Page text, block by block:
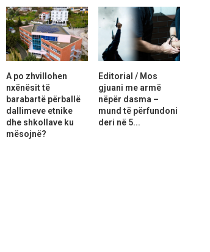
A po zhvillohen
nxënësit të
barabartë përballë
dallimeve etnike
dhe shkollave ku
mësojnë?
Editorial / Mos
gjuani me armë
nëpër dasma –
mund të përfundoni
deri në 5...